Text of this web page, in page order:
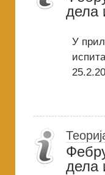
дела
У
дела